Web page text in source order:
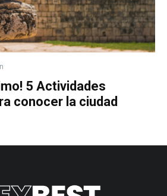
5 Actividades
conocer la ciudad